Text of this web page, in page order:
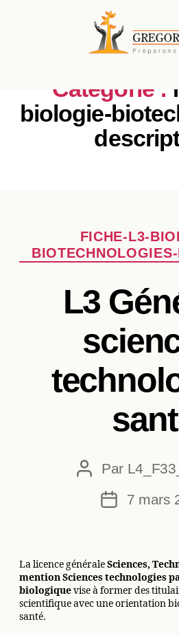
Catégorie :
biologie-
FICHE-L3-
L3
Auteur
l’article
Par
Date7 mars
La licence généraleSciences,
mention Sciences technologies
biologiquevise à former des
scientifique avec une orientation
santé.